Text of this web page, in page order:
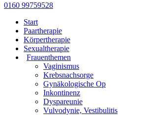
0160 99759528
Start
Paartherapie
Körpertherapie
Sexualtherapie
Frauenthemen
Vaginismus
Krebsnachsorge
Gynäkologische Op
Inkontinenz
Dyspareunie
Vulvodynie, Vestibulitis